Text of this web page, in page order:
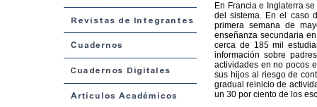
En Francia e Inglaterra
del sistema. En el caso
primera semana de
enseñanza secundaria
cerca de 185 mil
información sobre
actividades en no pocos
sus hijos al riesgo de
gradual reinicio de
un 30 por ciento de los